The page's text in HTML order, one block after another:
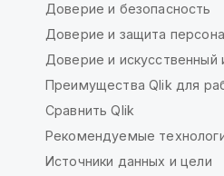
Доверие и безопасность
Доверие и защита
Доверие и искусственный
Преимущества Qlik для
Сравнить Qlik
Рекомендуемые
Источники данных и цели